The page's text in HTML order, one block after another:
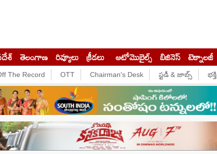
తెలంగాణ రివ్యూలు క్రీడలు ఆటోమొబైల్స్ బిజినెస్‌ టెక్నాలజీ
The Record OTT Chairman's Desk స్టడీ & జాబ్స్ భక్తి